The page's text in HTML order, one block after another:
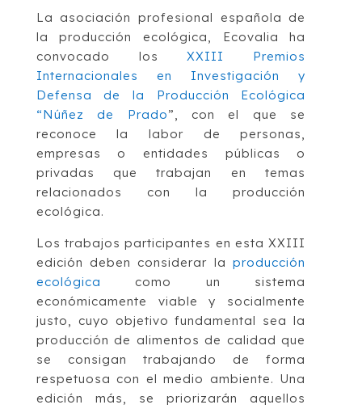
La asociación profesional española de
la producción ecológica, Ecovalia ha
convocado losXXIII Premios
Internacionales en Investigación y
Defensa de la Producción Ecológica
“Núñez de Prado”, con el que se
reconoce la labor de personas,
empresas o entidades públicas o
privadas que trabajan en temas
relacionados con la producción
ecológica.
Los trabajos participantes en esta XXIII
edición deben considerar laproducción
ecológica como un sistema
económicamente viable y socialmente
justo, cuyo objetivo fundamental sea la
producción de alimentos de calidad que
se consigan trabajando de forma
respetuosa con el medio ambiente. Una
edición más, se priorizarán aquellos